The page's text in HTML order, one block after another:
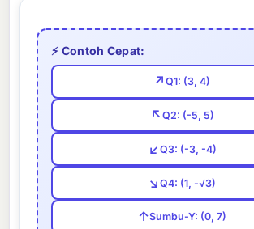
⚡ Contoh Cepat:
↗ Q1: (3, 4)
↖ Q2: (-5, 5)
↙ Q3: (-3, -4)
↘ Q4: (1, -√3)
↑Sumbu-Y: (0, 7)